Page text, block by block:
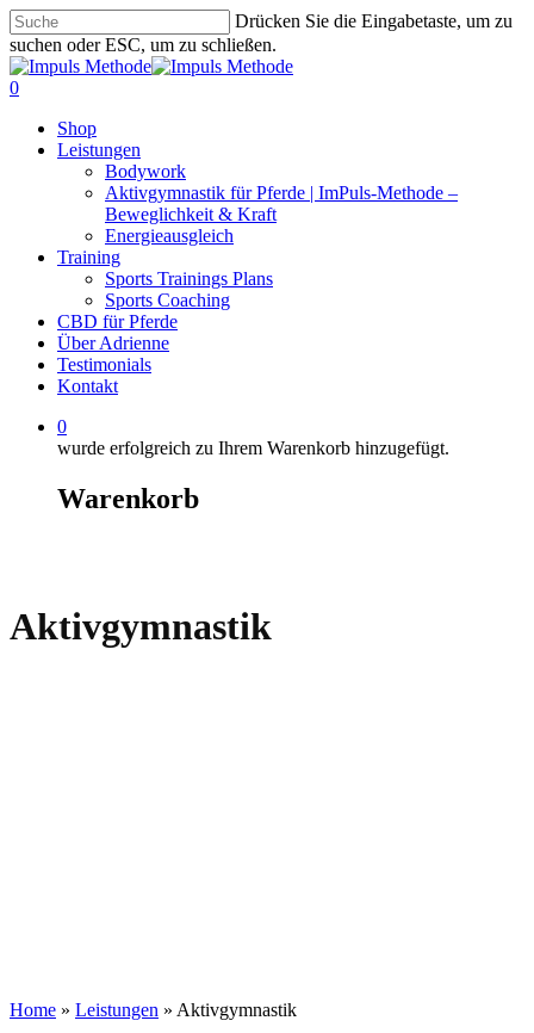
Zum
Hauptinhalt
springen
Drücken Sie die Eingabetaste, um zu
suchen oder ESC, um zu schließen.
Suche
schließen
0
Shop
Leistungen
Bodywork
Aktivgymnastik für Pferde | ImPuls‑Methode –
Beweglichkeit & Kraft
Energieausgleich
Training
Sports Trainings Plans
Sports Coaching
CBD für Pferde
Über Adrienne
Testimonials
Kontakt
0
wurde erfolgreich zu Ihrem Warenkorb hinzugefügt.
Warenkorb
Aktivgymnastik
Home » Leistungen » Aktivgymnastik